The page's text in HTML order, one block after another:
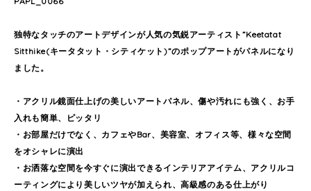
独特なタッチのアートデザインが人気の気鋭アーティスト”Keetatat
Sitthike(キータタット・シティケット)”のポップアートがパネルになり
ました。
・アクリル鏡面仕上げの美しいアートパネル、傷や汚れにも強く、お手
入れも簡単、ピッタリ
・お部屋だけでなく、カフェやBar、美容室、オフィス等、様々な空間
をオシャレに演出
・お洒落な空間を今すぐに演出できるインテリアアイテム、アクリルコ
ーティングにより美しいツヤが加えられ、高級感のある仕上がり